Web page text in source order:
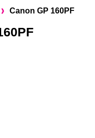
Canon GP 160PF